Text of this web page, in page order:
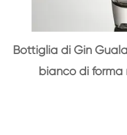
Bottiglia di Gin
bianco di